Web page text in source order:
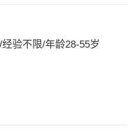
验不限/年龄28-55岁